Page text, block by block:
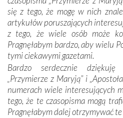
odstępstw, także w życiu
wymiarze tak osobistym, jak i
konieczności ciągłego
Opatrzności. Wierność
przynajmniej w życiu
nieszczęściem i śmiercią.
przychodziły na myśl, gdy
przewodników o
zwycięskich bitwach i
kochanków.
się z tego, że mogę w nich
artykułów poruszających
z tego, że wiele osób może
Pragnęłabym bardzo, aby wielu
tymi ciekawymi gazetami.
Bardzo serdecznie
„Przymierze z Maryją” i
numerach wiele interesujących
tego, że te czasopisma mogą
Pragnęłabym dalej otrzymywać